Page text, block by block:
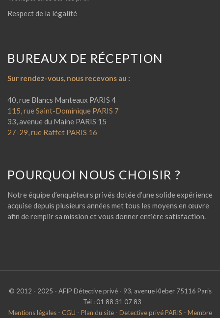
Respect de la légalité
BUREAUX DE RÉCEPTION
Sur rendez-vous, nous recevons au :
40, rue Blancs Manteaux PARIS 4
115, rue Saint-Dominique PARIS 7
33, avenue du Maine PARIS 15
27-29, rue Raffet PARIS 16
POURQUOI NOUS CHOISIR ?
Notre équipe d’enquêteurs privés dotée d’une solide expérience
acquise depuis plusieurs années met tous les moyens en œuvre
afin de remplir sa mission et vous donner entière satisfaction.
© 2012 - 2025 - AFIP Détective privé - 93, avenue Kleber 75116 Paris
- Tél : 01 88 31 07 83
Mentions légales- CGU - Plan du site- Detective privé PARIS - Membre